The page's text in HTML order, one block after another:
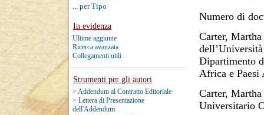
... per Tipo
In evidenza
Ultime aggiunte
Ricerca avanzata
Collegamenti utili
Strumenti per gli autori
> Addendum al Contratto Editoriale
> Lettera di Presentazione
dell'Addendum
Numero di
Carter,
Dipartimento
Africa e Paesi
Carter,
Universitario